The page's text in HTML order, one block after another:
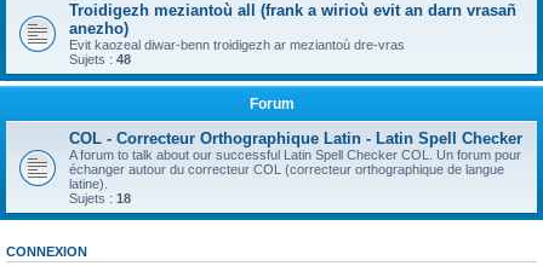
Troidigezh meziantoù all (frank a wirioù evit an darn vrasañ
anezho)
Evit kaozeal diwar-benn troidigezh ar meziantoù dre-vras
Sujets : 48
Forum
COL - Correcteur Orthographique Latin - Latin Spell Checker
A forum to talk about our successful Latin Spell Checker COL. Un forum pour
échanger autour du correcteur COL (correcteur orthographique de langue
latine).
Sujets : 18
CONNEXION